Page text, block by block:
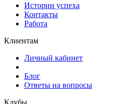
Истории успеха
Контакты
Работа
Клиентам
Личный кабинет
Блог
Ответы на вопросы
Клубы